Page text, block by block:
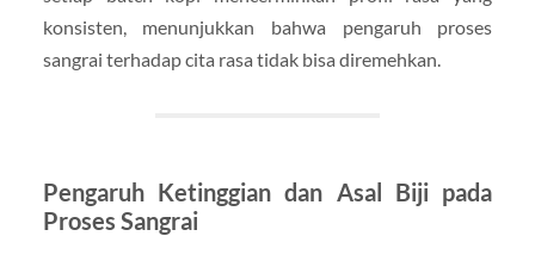
konsisten, menunjukkan bahwa pengaruh proses
sangrai terhadap cita rasa tidak bisa diremehkan.
Pengaruh Ketinggian dan Asal Biji pada
Proses Sangrai